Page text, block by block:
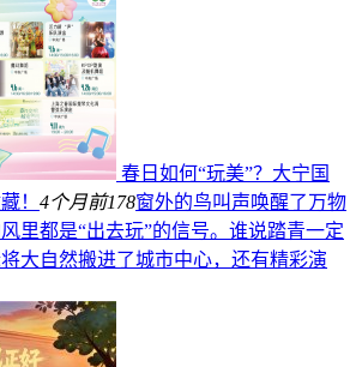
春日如何“玩美”？大宁国
！ 4个月前178窗外的鸟叫声唤醒了万物
里都是“出去玩”的信号。谁说踏青一定
大自然搬进了城市中心，还有精彩演